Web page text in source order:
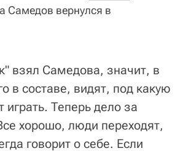
Самедов вернулся в
взял Самедова, значит, в
в составе, видят, под какую
играть. Теперь дело за
хорошо, люди переходят,
говорит о себе. Если